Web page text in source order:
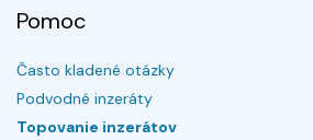
Pomoc
Často kladené otázky
Podvodné inzeráty
Topovanie inzerátov